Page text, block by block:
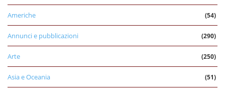
Americhe (54)
Annunci e pubblicazioni (290)
Arte (250)
Asia e Oceania (51)